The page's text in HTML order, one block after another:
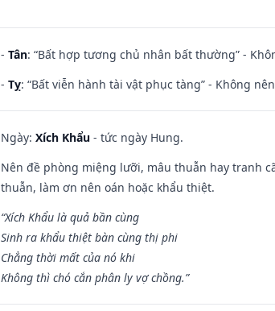
- Tân: “Bất hợp tương chủ nhân bất thường” -
- Tỵ: “Bất viễn hành tài vật phục tàng” - Không
Ngày: Xích Khẩu - tức ngày Hung.
Nên đề phòng miệng lưỡi, mâu thuẫn hay tranh
thuẫn, làm ơn nên oán hoặc khẩu thiệt.
“Xích Khẩu là quả bần cùng
Sinh ra khẩu thiệt bàn cùng thị phi
Chẳng thời mất của nó khi
Không thì chó cắn phân ly vợ chồng.”